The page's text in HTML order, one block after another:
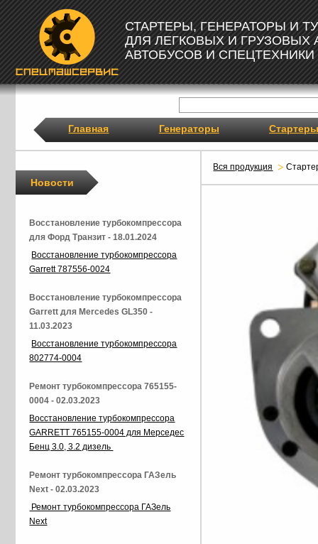
СТАРТЕРЫ, ГЕНЕРАТОРЫ И
ДЛЯ ЛЕГКОВЫХ И ГРУЗОВЫХ
АВТОБУСОВ И СПЕЦТЕХНИКИ
Главная Генераторы Стартеры
Вся продукция
Новости
Восстановление турбокомпрессора
для Форд Транзит - 18.01.2024
Восстановление турбокомпрессора
Garrett 787556-0024
Восстановление турбокомпрессора
Garrett для Mercedes GL350 -
11.03.2023
Восстановление турбокомпрессора
802774-0004
Ремонт турбокомпрессора 765155-
0004 - 02.03.2023
Восстановление турбокомпрессора
GARRETT 765155-0004 для Мерседес
Бенц 3.0, 3.2 дизель
Ремонт турбокомпрессора ГАЗель
Next - 02.03.2023
Ремонт турбокомпрессора ГАЗель
Next